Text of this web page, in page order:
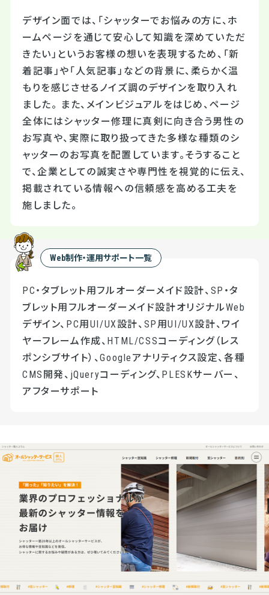
デザイン面では、「シャッターでお悩みの方に、ホ
ームページを通じて安心して知識を深めていただ
きたい」というお客様の想いを表現するため、「新
着記事」や「人気記事」などの背景に、柔らかく温
もりを感じさせるノイズ調のデザインを取り入れ
ました。 また、メインビジュアルをはじめ、ページ
全体にはシャッター修理に真剣に向き合う男性の
お写真や、実際に取り扱ってきた多様な種類のシ
ャッターのお写真を配置しています。そうすること
で、企業としての誠実さや専門性を視覚的に伝え、
掲載されている情報への信頼感を高める工夫を
施しました。
Web制作・運用サポート一覧
PC・タブレット用フルオーダーメイド設計、SP・タ
ブレット用フルオーダーメイド設計オリジナルWeb
デザイン、PC用UI/UX設計、SP用UI/UX設計、ワイ
ヤーフレーム作成、HTML/CSSコーディング（レス
ポンシブサイト）、Googleアナリティクス設定、各種
CMS開発、jQueryコーディング、PLESKサーバー、
アフターサポート